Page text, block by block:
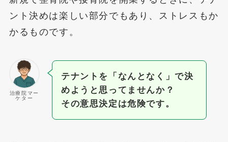
ント決めは楽しい部分でもあり、ストレスもか
かるものです。
治療院マー
ケター
テナントを「なんとなく」で決
めようと思ってませんか？
その意思決定は危険です。